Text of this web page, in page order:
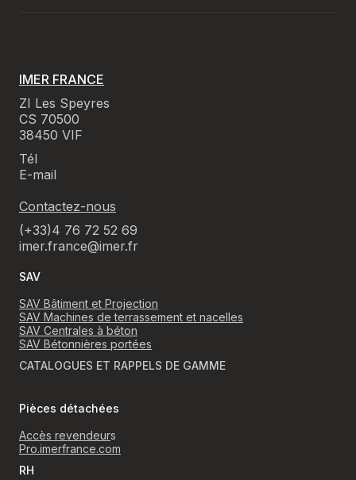
IMER FRANCE
ZI Les Speyres
CS 70500
38450 VIF
Tél
E-mail
Contactez-nous
(+33)4 76 72 52 69
imer.france@imer.fr
SAV
SAV Bâtiment et Projection
SAV Machines de terrassement et nacelles
SAV Centrales à béton
SAV Bétonnières portées
CATALOGUES ET RAPPELS DE GAMME
Pièces détachées
Accès revendeurs
Pro.imerfrance.com
RH